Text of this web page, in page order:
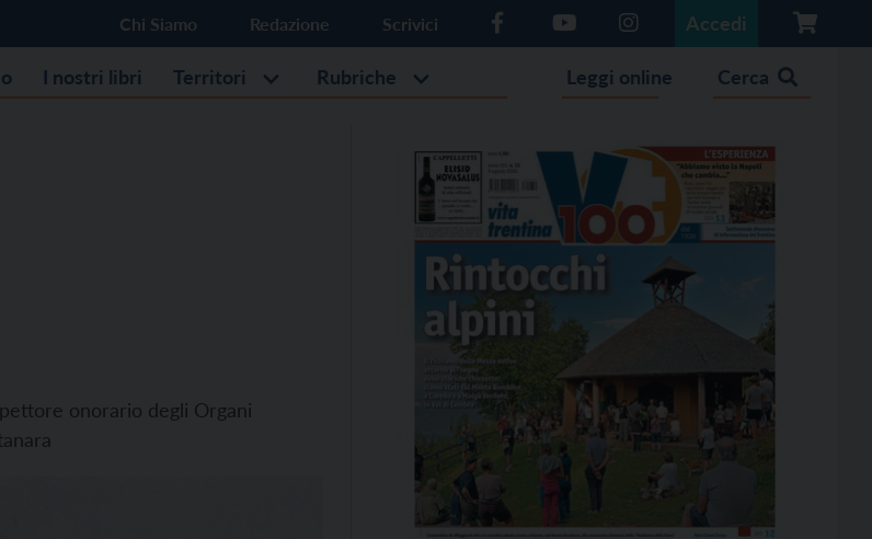
Chi Siamo Redazione Scrivici Accedi
I nostri libri Territori Rubriche Leggi online Cerca
onorario degli Organi